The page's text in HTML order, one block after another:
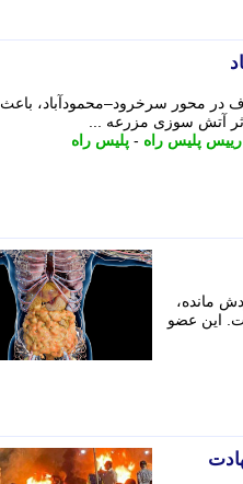
در محور سرخرود–محمودآباد، باعث
آتش سوزی مزرعه ...
رییس پلیس راه - پلیس راه
مانده،
این عضو